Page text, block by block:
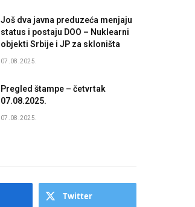
Još dva javna preduzeća menjaju
status i postaju DOO – Nuklearni
objekti Srbije i JP za skloništa
07.08.2025.
Pregled štampe – četvrtak
07.08.2025.
07.08.2025.
Twitter